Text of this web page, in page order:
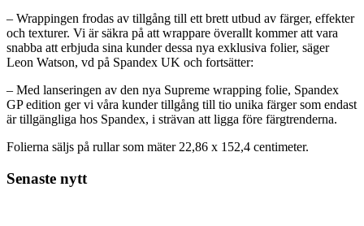
– Wrappingen frodas av tillgång till ett brett utbud av färger, effekter
och texturer. Vi är säkra på att wrappare överallt kommer att vara
snabba att erbjuda sina kunder dessa nya exklusiva folier, säger
Leon Watson, vd på Spandex UK och fortsätter:
– Med lanseringen av den nya Supreme wrapping folie, Spandex
GP edition ger vi våra kunder tillgång till tio unika färger som endast
är tillgängliga hos Spandex, i strävan att ligga före färgtrenderna.
Folierna säljs på rullar som mäter 22,86 x 152,4 centimeter.
Senaste nytt